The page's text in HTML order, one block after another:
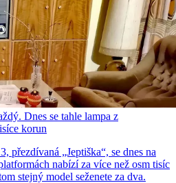
Dnes se tahle lampa z
korun
přezdívaná „Jeptiška“, se dnes na
nabízí za více než osm tisíc
stejný model seženete za dva.